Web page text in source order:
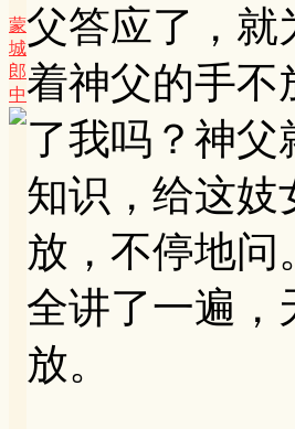
蒙
城
郎
中
父答应了，就
着神父的手不
了我吗？神
知识，给这妓
放，不停地问
全讲了一遍，
放。